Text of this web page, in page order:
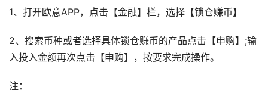
1、打开欧意APP，点击【金融】栏，选择【锁仓赚币】
2、搜索币种或者选择具体锁仓赚币的产品点击【申购】;输
入投入金额再次点击【申购】，按要求完成操作。
注：